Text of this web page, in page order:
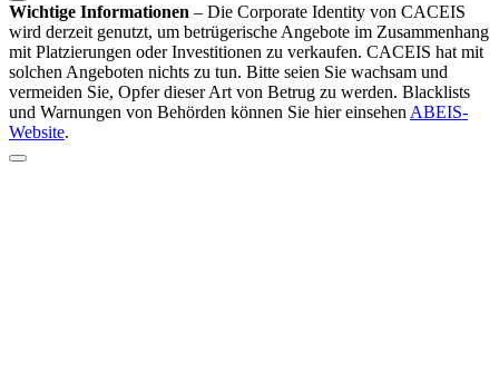
Wichtige Informationen – Die Corporate Identity von CACEIS
wird derzeit genutzt, um betrügerische Angebote im Zusammenhang
mit Platzierungen oder Investitionen zu verkaufen. CACEIS hat mit
solchen Angeboten nichts zu tun. Bitte seien Sie wachsam und
vermeiden Sie, Opfer dieser Art von Betrug zu werden. Blacklists
und Warnungen von Behörden können Sie hier einsehen ABEIS-
Website.